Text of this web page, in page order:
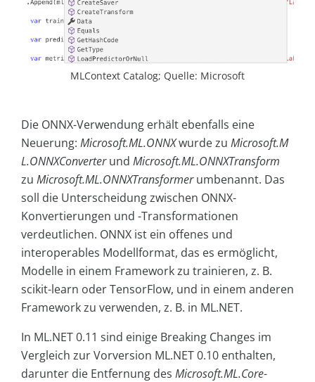
MLContext Catalog; Quelle: Microsoft
Die ONNX-Verwendung erhält ebenfalls eine
Neuerung: Microsoft.ML.ONNXwurde zu Microsoft.M
L.ONNXConverterund Microsoft.ML.ONNXTransform
zu Microsoft.ML.ONNXTransformerumbenannt. Das
soll die Unterscheidung zwischen ONNX-
Konvertierungen und -Transformationen
verdeutlichen. ONNX ist ein offenes und
interoperables Modellformat, das es ermöglicht,
Modelle in einem Framework zu trainieren, z. B.
scikit-learn oder TensorFlow, und in einem anderen
Framework zu verwenden, z. B. in ML.NET.
In ML.NET 0.11 sind einige Breaking Changes im
Vergleich zur Vorversion ML.NET 0.10 enthalten,
darunter die Entfernung des Microsoft.ML.Core-